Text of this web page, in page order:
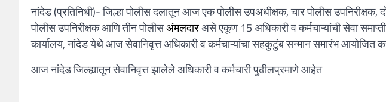
नांदेड (प्रतिनिधी)- जिल्हा पोलीस दलातून आज एक पोलीस उपअधीक्षक, चार पोलीस उपनिरीक्षक,
पोलीस उपनिरीक्षक आणि तीन पोलीसअंमलदारअसे एकूण 15 अधिकारी व कर्मचाऱ्यांची सेवा
कार्यालय, नांदेड येथे आज सेवानिवृत्त अधिकारी व कर्मचाऱ्यांचा सहकुटुंब सन्मान समारंभ आयोजित
आज नांदेड जिल्ह्यातून सेवानिवृत्त झालेले अधिकारी व कर्मचारी पुढीलप्रमाणे आहेत